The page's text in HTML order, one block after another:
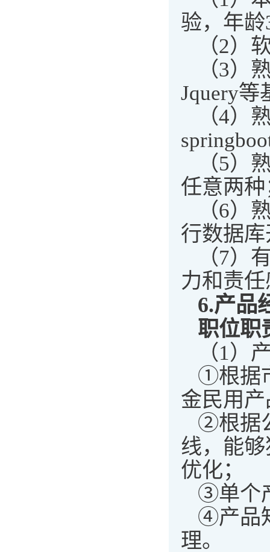
验，年
（2）
（3）
Jquery等
（4）
（5）
任意两种
（6）
行数据
（7）
力和责
6.产品
职位职
（1）
①根据
金民用
②根据
线，能
优化；
③单个
④产品
理。